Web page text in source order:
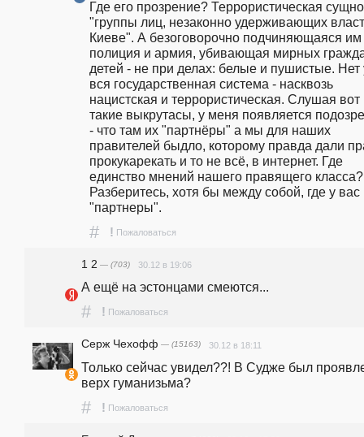
Где его прозрение? Террористическая
"группы лиц, незаконно удерживающих
Киеве". А безоговорочно подчиняющаяся им
полиция и армия, убивающая мирных
детей - не при делах: белые и пушистые. Нет
вся государственная система - насквозь
нацистская и террористическая. Слушая вот
такие выкрутасы, у меня появляется
- что там их "партнёры" а мы для наших
правителей быдло, которому правда дали
прокукарекать и то не всё, в интернет. Где
единство мнений нашего правящего класса?
Разберитесь, хотя бы между собой, где у вас
"партнеры".
# ! Пожаловаться
1 2 — (703) 30.12 в 19:06
А ещё на эстонцами смеются...
# ! Пожаловаться
Серж Чехофф — (15163) 30.12 в 18:11
Только сейчас увидел??! В Судже был
верх гуманизьма?
# ! Пожаловаться